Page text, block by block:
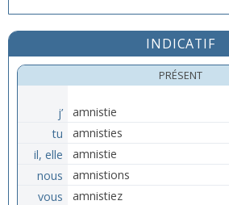
INDICATIF
PRÉSENT
j’
amnistie
tu
amnisties
il, elle
amnistie
nous
amnistions
vous
amnistiez